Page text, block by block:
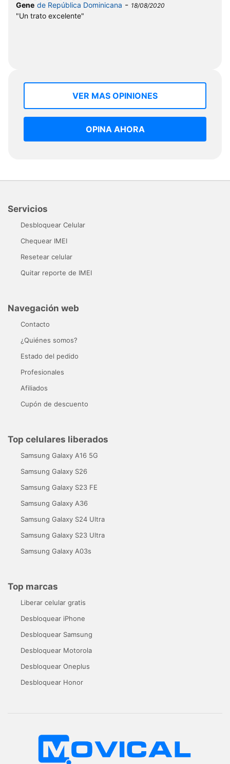
Gene de República Dominicana - 18/08/2020
"Un trato excelente"
VER MAS OPINIONES
OPINA AHORA
Servicios
Desbloquear Celular
Chequear IMEI
Resetear celular
Quitar reporte de IMEI
Navegación web
Contacto
¿Quiénes somos?
Estado del pedido
Profesionales
Afiliados
Cupón de descuento
Top celulares liberados
Samsung Galaxy A16 5G
Samsung Galaxy S26
Samsung Galaxy S23 FE
Samsung Galaxy A36
Samsung Galaxy S24 Ultra
Samsung Galaxy S23 Ultra
Samsung Galaxy A03s
Top marcas
Liberar celular gratis
Desbloquear iPhone
Desbloquear Samsung
Desbloquear Motorola
Desbloquear Oneplus
Desbloquear Honor